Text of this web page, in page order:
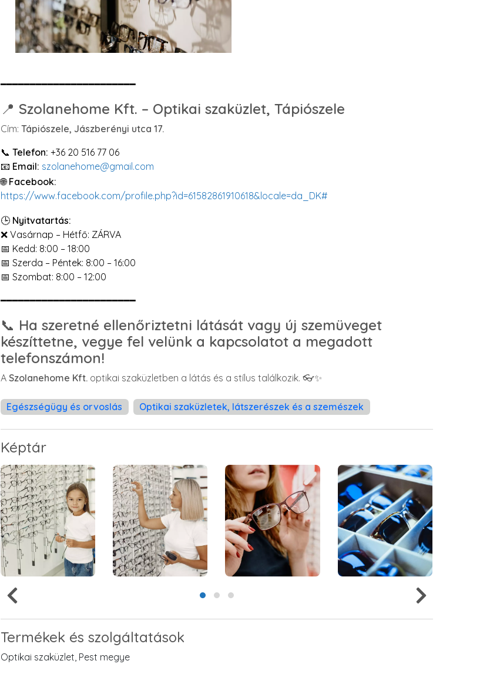
━━━━━━━━━━━━━━━━━━━━━━━
📍 Szolanehome Kft. – Optikai szaküzlet, Tápiószele
Cím: Tápiószele, Jászberényi utca 17.
📞 Telefon: +36 20 516 77 06
📧 Email: szolanehome@gmail.com
🌐Facebook:
https://www.facebook.com/profile.php?id=61582861910618&locale=da_DK#
🕒 Nyitvatartás:
❌ Vasárnap – Hétfő: ZÁRVA
📅 Kedd: 8:00 – 18:00
📅 Szerda – Péntek: 8:00 – 16:00
📅 Szombat: 8:00 – 12:00
━━━━━━━━━━━━━━━━━━━━━━━
📞 Ha szeretné ellenőriztetni látását vagy új szemüveget
készíttetne, vegye fel velünk a kapcsolatot a megadott
telefonszámon!
A Szolanehome Kft. optikai szaküzletben a látás és a stílus találkozik. 👓✨
Egészségügy és orvoslás Optikai szaküzletek, látszerészek és a szemészek
Képtár
Termékek és szolgáltatások
Optikai szaküzlet, Pest megye